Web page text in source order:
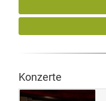
Konzerte